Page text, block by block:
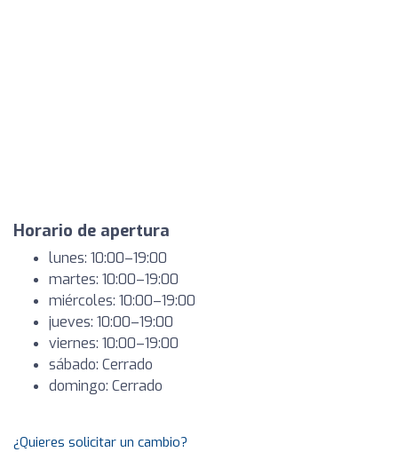
Horario de apertura
lunes: 10:00–19:00
martes: 10:00–19:00
miércoles: 10:00–19:00
jueves: 10:00–19:00
viernes: 10:00–19:00
sábado: Cerrado
domingo: Cerrado
¿Quieres solicitar un cambio?